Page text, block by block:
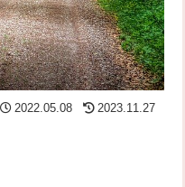
2022.05.08 2023.11.27